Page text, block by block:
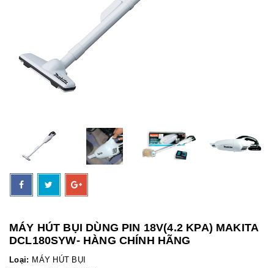
MÁY HÚT BỤI DÙNG PIN 18V(4.2 KPA) MAKITA
DCL180SYW- HÀNG CHÍNH HÃNG
Loại: MÁY HÚT BỤI